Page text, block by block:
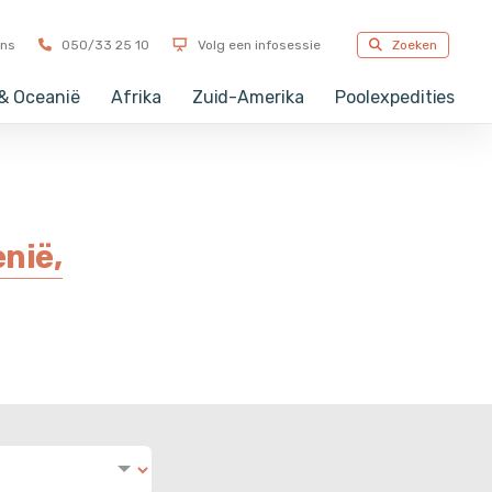
050/33 25 10 Volg een infosessie Zoeken
Oceanië Afrika Zuid-Amerika Poolexpedities